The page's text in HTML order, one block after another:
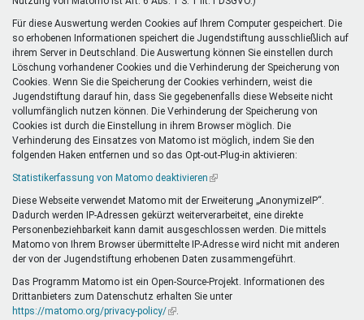
Für diese Auswertung werden Cookies auf Ihrem Computer gespeichert. Die
so erhobenen Informationen speichert die Jugendstiftung ausschließlich auf
ihrem Server in Deutschland. Die Auswertung können Sie einstellen durch
Löschung vorhandener Cookies und die Verhinderung der Speicherung von
Cookies. Wenn Sie die Speicherung der Cookies verhindern, weist die
Jugendstiftung darauf hin, dass Sie gegebenenfalls diese Webseite nicht
vollumfänglich nutzen können. Die Verhinderung der Speicherung von
Cookies ist durch die Einstellung in ihrem Browser möglich. Die
Verhinderung des Einsatzes von Matomo ist möglich, indem Sie den
folgenden Haken entfernen und so das Opt-out-Plug-in aktivieren:
Statistikerfassung von Matomo deaktivieren (Link
extern)
Diese Webseite verwendet Matomo mit der Erweiterung „AnonymizeIP“.
Dadurch werden IP-Adressen gekürzt weiterverarbeitet, eine direkte
Personenbeziehbarkeit kann damit ausgeschlossen werden. Die mittels
Matomo von Ihrem Browser übermittelte IP-Adresse wird nicht mit anderen
der von der Jugendstiftung erhobenen Daten zusammengeführt.
Das Programm Matomo ist ein Open-Source-Projekt. Informationen des
Drittanbieters zum Datenschutz erhalten Sie unter
https://matomo.org/privacy-policy/(Link